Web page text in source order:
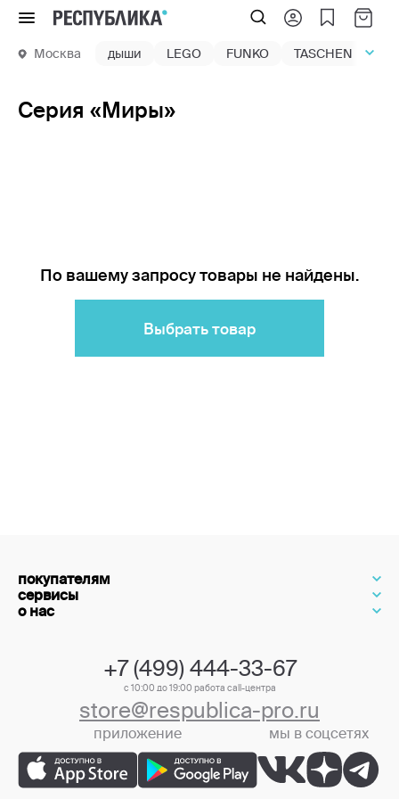
Меню
Москва дыши LEGO FUNKO TASCHEN
Серия «Миры»
По вашему запросу товары не найдены.
Выбрать товар
покупателям
сервисы
о нас
+7 (499) 444-33-67
с 10:00 до 19:00 работа call-центра
store@respublica-pro.ru
приложение мы в соцсетях